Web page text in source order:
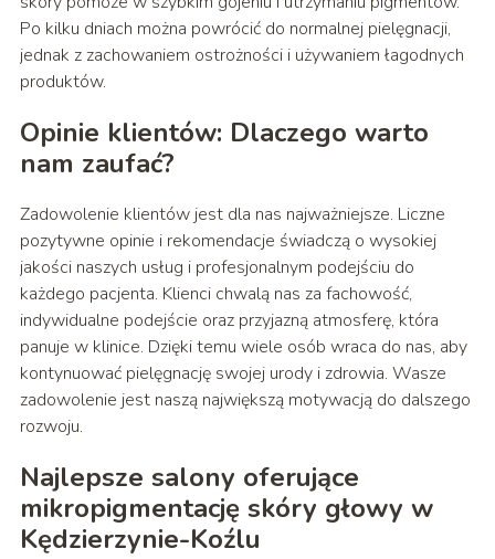
Po kilku dniach można powrócić do normalnej pielęgnacji,
jednak z zachowaniem ostrożności i używaniem łagodnych
produktów.
Opinie klientów: Dlaczego warto
nam zaufać?
Zadowolenie klientów jest dla nas najważniejsze. Liczne
pozytywne opinie i rekomendacje świadczą o wysokiej
jakości naszych usług i profesjonalnym podejściu do
każdego pacjenta. Klienci chwalą nas za fachowość,
indywidualne podejście oraz przyjazną atmosferę, która
panuje w klinice. Dzięki temu wiele osób wraca do nas, aby
kontynuować pielęgnację swojej urody i zdrowia. Wasze
zadowolenie jest naszą największą motywacją do dalszego
rozwoju.
Najlepsze salony oferujące
mikropigmentację skóry głowy w
Kędzierzynie-Koźlu